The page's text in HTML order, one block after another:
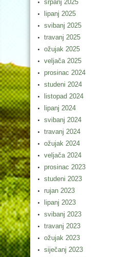
srpanj 2025
lipanj 2025
svibanj 2025
travanj 2025
ožujak 2025
veljača 2025
prosinac 2024
studeni 2024
listopad 2024
lipanj 2024
svibanj 2024
travanj 2024
ožujak 2024
veljača 2024
prosinac 2023
studeni 2023
rujan 2023
lipanj 2023
svibanj 2023
travanj 2023
ožujak 2023
siječanj 2023